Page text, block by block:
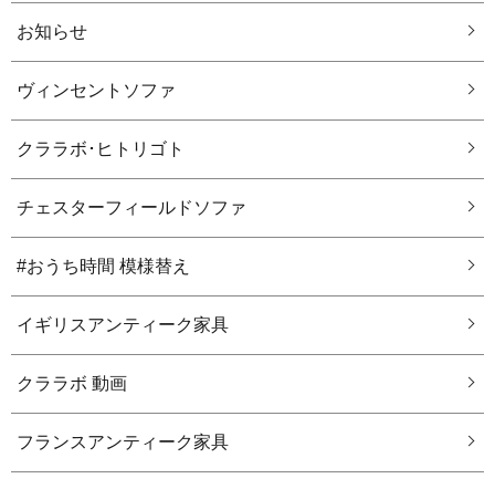
お知らせ
ヴィンセントソファ
クララボ･ヒトリゴト
チェスターフィールドソファ
#おうち時間 模様替え
イギリスアンティーク家具
クララボ 動画
フランスアンティーク家具